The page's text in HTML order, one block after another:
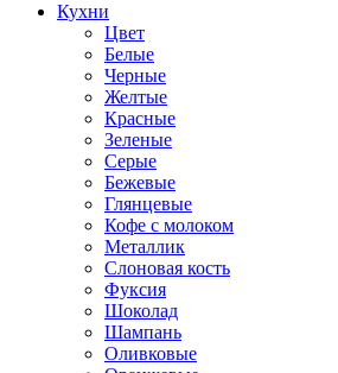
Кухни
Цвет
Белые
Черные
Желтые
Красные
Зеленые
Серые
Бежевые
Глянцевые
Кофе с молоком
Металлик
Слоновая кость
Фуксия
Шоколад
Шампань
Оливковые